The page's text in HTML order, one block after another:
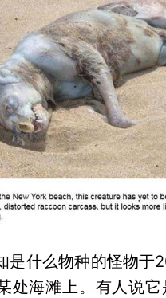
是什么物种的怪物于
处海滩上。有人说它